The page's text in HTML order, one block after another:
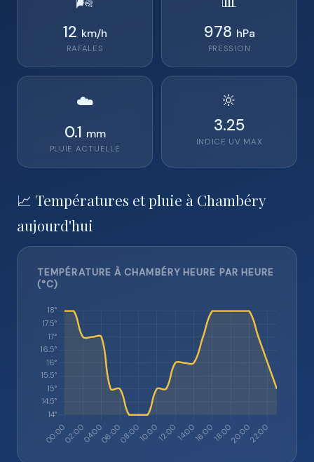
12 km/h
RAFALES
978 hPa
PRESSION
☁️
0.1 mm
PLUIE ACTUELLE
🔆
3.25
INDICE UV MAX
📈 Températures et pluie à Chambéry
aujourd'hui
TEMPÉRATURE À CHAMBÉRY HEURE PAR HEURE
(°C)